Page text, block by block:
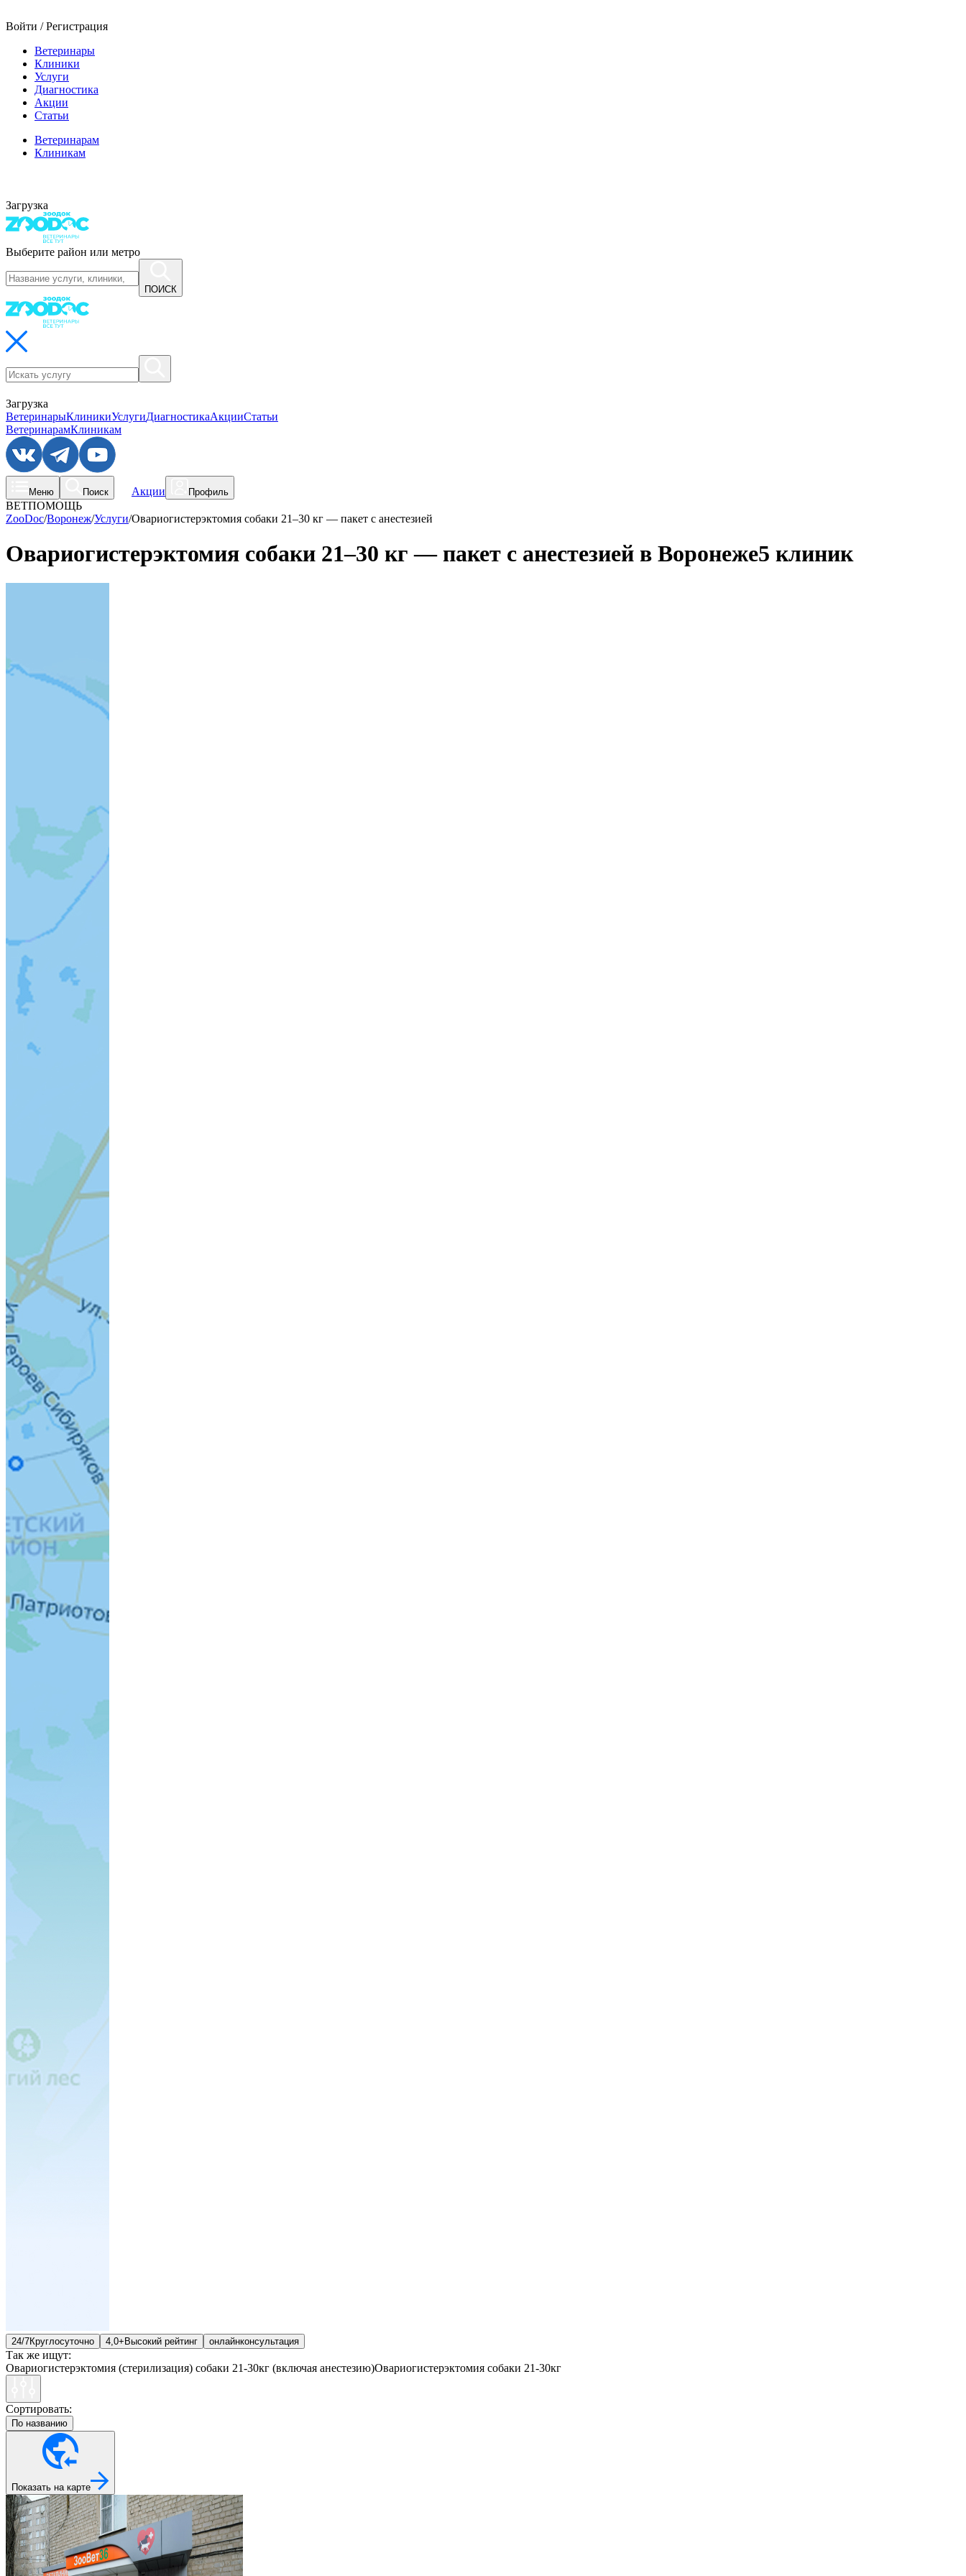
Войти / Регистрация
Ветеринары
Клиники
Услуги
Диагностика
Акции
Статьи
Ветеринарам
Клиникам
Загрузка
Выберите район или метро
ПОИСК
Загрузка
ВетеринарыКлиникиУслугиДиагностикаАкцииСтатьи
ВетеринарамКлиникам
Меню Поиск Акции Профиль
ВЕТПОМОЩЬ
ZooDoc/Воронеж/Услуги/Овариогистерэктомия собаки 21–30 кг — пакет с анестезией
Овариогистерэктомия собаки 21–30 кг — пакет с анестезией в Воронеже5 клиник
24/7Круглосуточно 4,0+ Высокий рейтинг онлайнконсультация
Так же ищут:
Овариогистерэктомия (стерилизация) собаки 21-30кг (включая анестезию)Овариогистерэктомия собаки 21-30кг
Сортировать:
По названию
Показать на карте